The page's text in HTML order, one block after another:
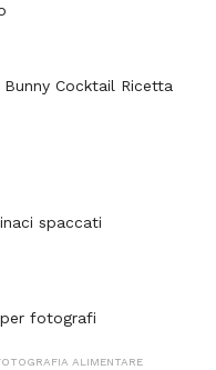
Cocktail Ricetta
spaccati
fotografi
ALIMENTARE